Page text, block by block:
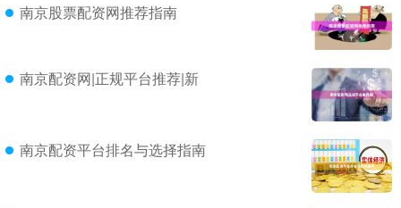
南京股票配资网推荐指南
南京配资网|正规平台推荐|新
南京配资平台排名与选择指南